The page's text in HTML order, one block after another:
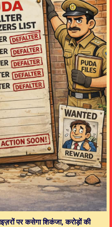
पर कसेगा शिकंजा, करोड़ों की